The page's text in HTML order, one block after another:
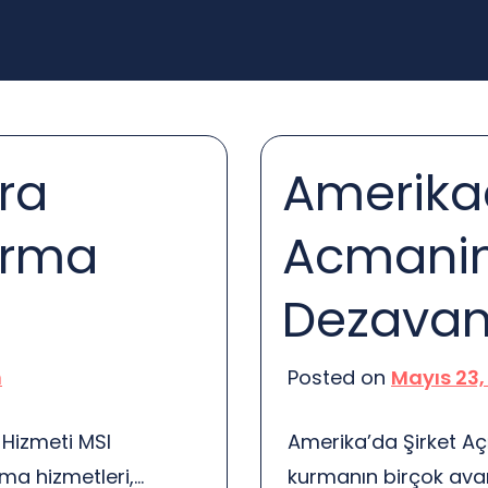
MSI
hizmetleri,
Posted on Mayıs
Amerika’da Şirket
kurmanın birçok